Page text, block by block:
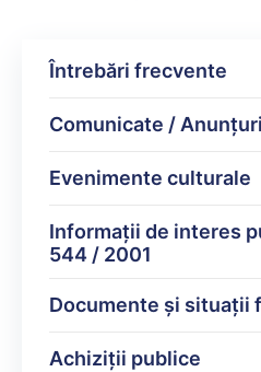
Întrebări frecvente
Comunicate /
Evenimente culturale
Informații de interes
544 / 2001
Documente şi situaţii
Achiziții publice